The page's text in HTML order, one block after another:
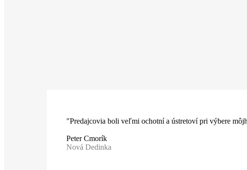
"Predajcovia boli veľmi ochotní a ústretoví pri výbere
Peter Cmorík
Nová Dedinka